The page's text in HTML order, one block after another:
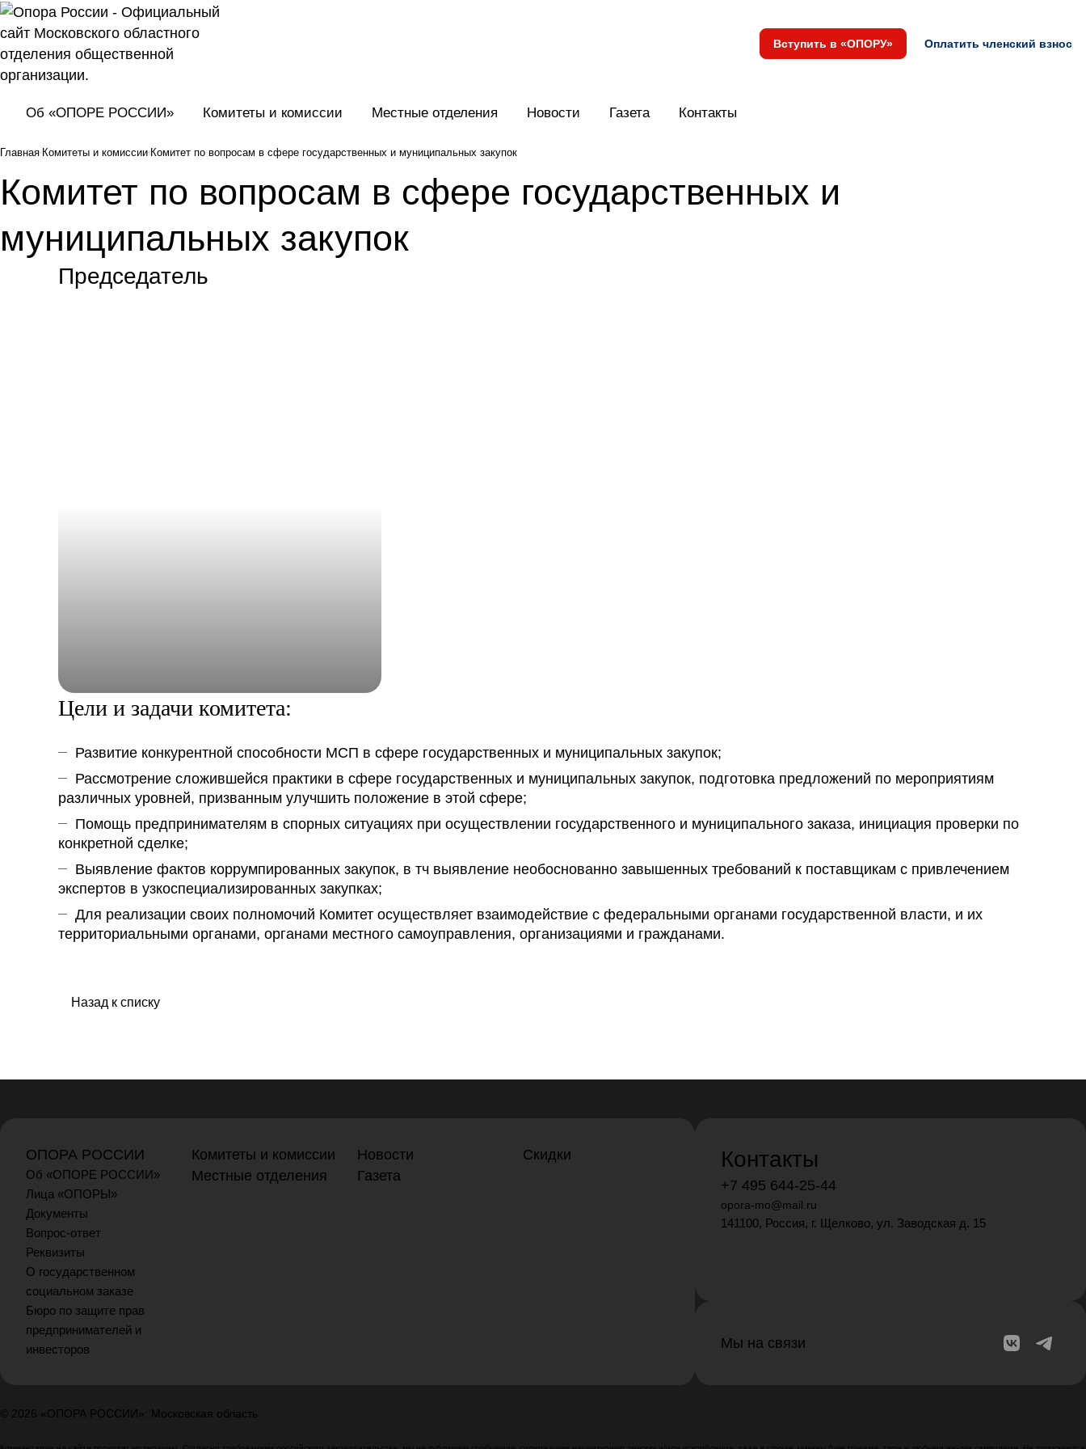
Вступить в «ОПОРУ» Оплатить членский взнос
Об «ОПОРЕ РОССИИ» Комитеты и комиссии Местные отделения Новости Газета Контакты
Главная Комитеты и комиссии Комитет по вопросам в сфере государственных и муниципальных закупок
Комитет по вопросам в сфере государственных и
муниципальных закупок
Председатель
Цели и задачи комитета:
Развитие конкурентной способности МСП в сфере государственных и муниципальных закупок;
Рассмотрение сложившейся практики в сфере государственных и муниципальных закупок, подготовка предложений по мероприятиям
различных уровней, призванным улучшить положение в этой сфере;
Помощь предпринимателям в спорных ситуациях при осуществлении государственного и муниципального заказа, инициация проверки по
конкретной сделке;
Выявление фактов коррумпированных закупок, в тч выявление необоснованно завышенных требований к поставщикам с привлечением
экспертов в узкоспециализированных закупках;
Для реализации своих полномочий Комитет осуществляет взаимодействие с федеральными органами государственной власти, и их
территориальными органами, органами местного самоуправления, организациями и гражданами.
Назад к списку
ОПОРА РОССИИ
Об «ОПОРЕ РОССИИ»
Лица «ОПОРЫ»
Документы
Вопрос-ответ
Реквизиты
О государственном
социальном заказе
Бюро по защите прав
предпринимателей и
инвесторов
Комитеты и комиссии
Местные отделения
Новости
Газета
Скидки Контакты
+7 495 644-25-44
opora-mo@mail.ru
141100, Россия, г. Щелково, ул. Заводская д. 15
Мы на связи
© 2026 «ОПОРА РОССИИ»: Московская область